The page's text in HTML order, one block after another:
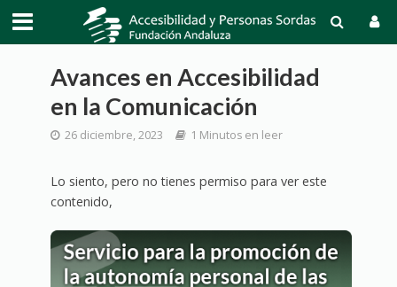
Avances en Accesibilidad
en la Comunicación
26 diciembre, 2023 1 Minutos en leer
Lo siento, pero no tienes permiso para ver este
contenido,